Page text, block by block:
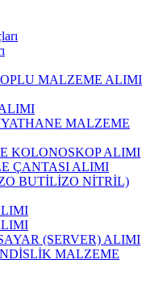
MALZEME ALIMI
MALZEME
KOLONOSKOP ALIMI
ÇANTASI ALIMI
BUTİLİZO NİTRİL)
(SERVER) ALIMI
MALZEME